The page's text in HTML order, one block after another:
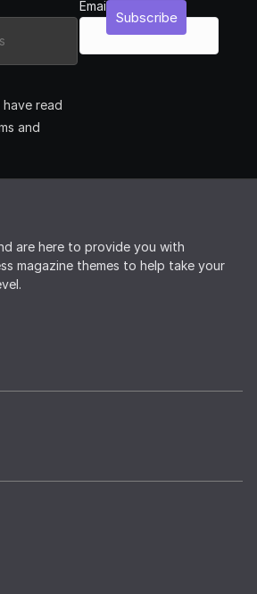
have read
and
Email
Subscribe
are here to provide you with
magazine themes to help take your